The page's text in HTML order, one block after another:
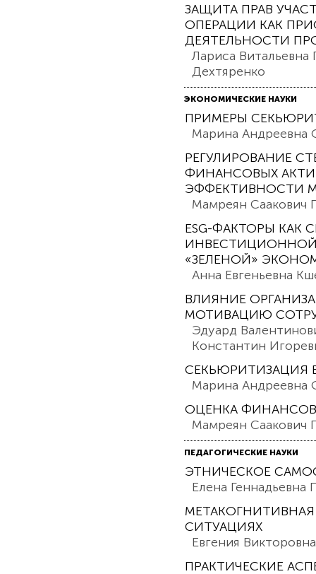
ЗАЩИТА ПРАВ
ОПЕРАЦИИ КАК
ДЕЯТЕЛЬНОСТИ
Лариса Витальевна
Дехтяренко
ЭКОНОМИЧЕСКИЕ НАУКИ
ПРИМЕРЫ
Марина Андреевна
РЕГУЛИРОВАНИЕ
ФИНАНСОВЫХ
ЭФФЕКТИВНОСТИ
Мамреян Саакович
ESG-ФАКТОРЫ КАК
ИНВЕСТИЦИОННОЙ
«ЗЕЛЕНОЙ»
Анна Евгеньевна
ВЛИЯНИЕ
МОТИВАЦИЮ
Эдуард
Константин
СЕКЬЮРИТИЗАЦИЯ
Марина Андреевна
ОЦЕНКА
Мамреян Саакович
ПЕДАГОГИЧЕСКИЕ НАУКИ
ЭТНИЧЕСКОЕ
Елена Геннадьевна
СИТУАЦИЯХ
Евгения
ПРАКТИЧЕСКИЕ